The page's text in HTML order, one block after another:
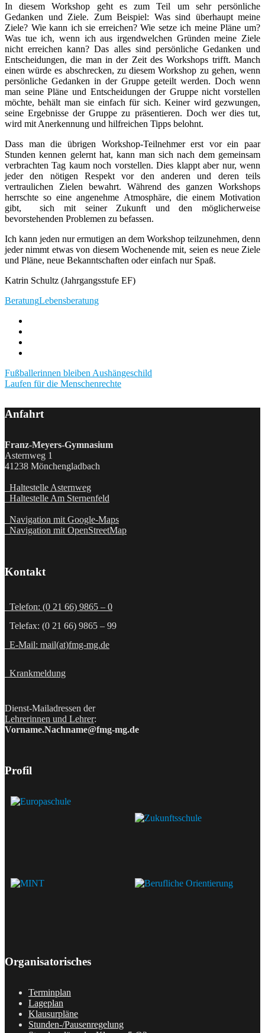
In diesem Workshop geht es zum Teil um sehr persönliche
Gedanken und Ziele. Zum Beispiel: Was sind überhaupt meine
Ziele? Wie kann ich sie erreichen? Wie setze ich meine Pläne um?
Was tue ich, wenn ich aus irgendwelchen Gründen meine Ziele
nicht erreichen kann? Das alles sind persönliche Gedanken und
Entscheidungen, die man in der Zeit des Workshops trifft. Manch
einen würde es abschrecken, zu diesem Workshop zu gehen, wenn
persönliche Gedanken in der Gruppe geteilt werden. Doch wenn
man seine Pläne und Entscheidungen der Gruppe nicht vorstellen
möchte, behält man sie einfach für sich. Keiner wird gezwungen,
seine Ergebnisse der Gruppe zu präsentieren. Doch wer dies tut,
wird mit Anerkennung und hilfreichen Tipps belohnt.
Dass man die übrigen Workshop-Teilnehmer erst vor ein paar
Stunden kennen gelernt hat, kann man sich nach dem gemeinsam
verbrachten Tag kaum noch vorstellen. Dies klappt aber nur, wenn
jeder den nötigen Respekt vor den anderen und deren teils
vertraulichen Zielen bewahrt. Während des ganzen Workshops
herrschte so eine angenehme Atmosphäre, die einem Motivation
gibt, sich mit seiner Zukunft und den möglicherweise
bevorstehenden Problemen zu befassen.
Ich kann jeden nur ermutigen an dem Workshop teilzunehmen, denn
jeder nimmt etwas von diesem Wochenende mit, seien es neue Ziele
und Pläne, neue Bekanntschaften oder einfach nur Spaß.
Katrin Schultz (Jahrgangsstufe EF)
BeratungLebensberatung
Post
navigation
Fußballerinnen bleiben Aushängeschild
Laufen für die Menschenrechte
Anfahrt
Franz-Meyers-Gymnasium
Asternweg 1
41238 Mönchengladbach
Haltestelle Asternweg
Haltestelle Am Sternenfeld
Navigation mit Google-Maps
Navigation mit OpenStreetMap
Kontakt
Telefon: (0 21 66) 9865 – 0
Telefax: (0 21 66) 9865 – 99
E-Mail: mail(at)fmg-mg.de
Krankmeldung
Dienst-Mailadressen der
Lehrerinnen und Lehrer:
Vorname.Nachname@fmg-mg.de
Profil
Organisatorisches
Terminplan
Lageplan
Klausurpläne
Stunden-/Pausenregelung